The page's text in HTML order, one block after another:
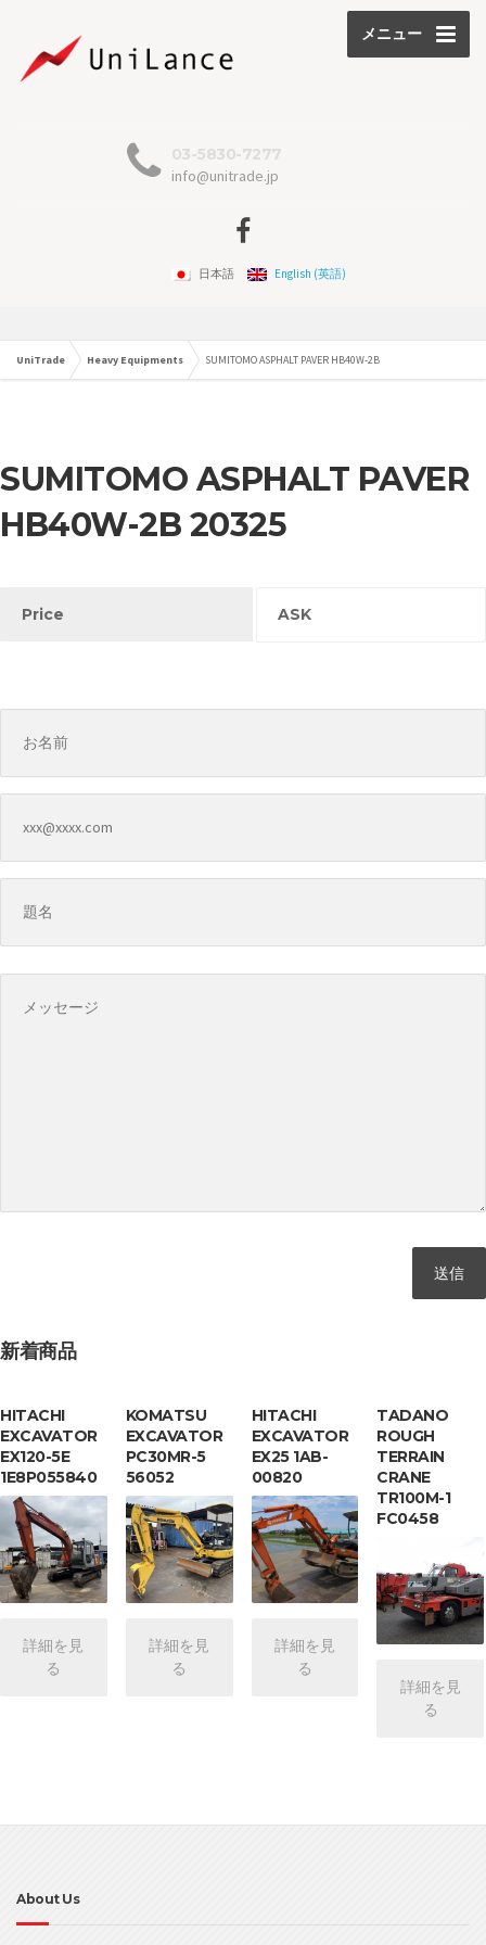
メニュー
03-5830-7277
info@unitrade.jp
日本語 English (英語)
UniTrade Heavy Equipments SUMITOMO ASPHALT PAVER HB40W-2B
SUMITOMO ASPHALT PAVER
HB40W-2B 20325
Price ASK
新着商品
HITACHI
EXCAVATOR
EX120-5E
1E8P055840
詳細を見
る
KOMATSU
EXCAVATOR
PC30MR-5
56052
詳細を見
る
HITACHI
EXCAVATOR
EX25 1AB-
00820
詳細を見
る
TADANO
ROUGH
TERRAIN
CRANE
TR100M-1
FC0458
詳細を見
る
About Us